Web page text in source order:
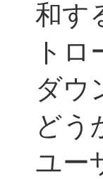
和す
ト
ダウ
どう
ユー